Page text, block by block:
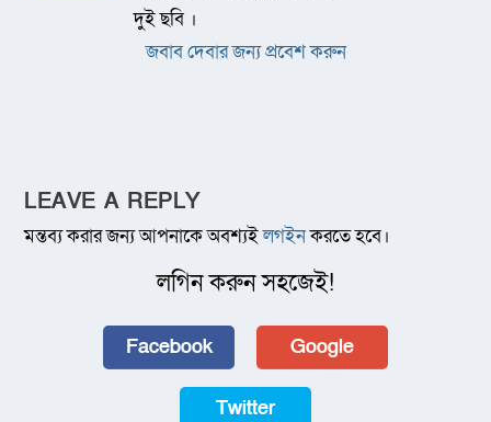
দুই ছবি ।
জবাব দেবার জন্য প্রবেশ করুন
LEAVE A REPLY
মন্তব্য করার জন্য আপনাকে অবশ্যইলগইনকরতে হবে।
লগিন করুন সহজেই!
Facebook Google
Twitter